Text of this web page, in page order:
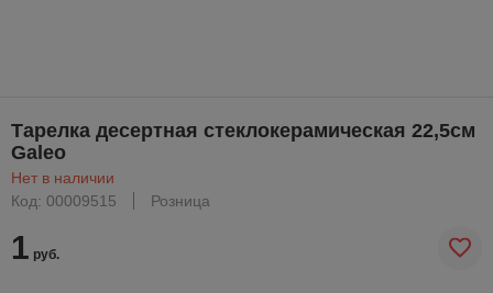
Тарелка десертная стеклокерамическая 22,5см
Galeo
Нет в наличии
Код: 00009515
Розница
1 руб.